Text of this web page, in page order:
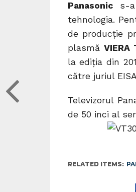
Panasonics-a
tehnologia.
de producție
plasmă VIERA
la ediţia din
către juriul
Televizorul
de 50 inci al
RELATED ITEMS: